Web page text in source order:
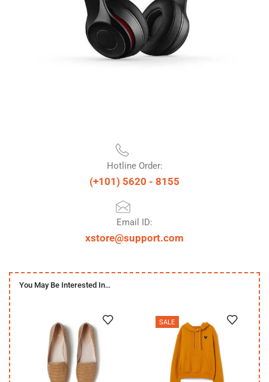
Hotline Order:
(+101) 5620 - 8155
Email ID:
xstore@support.com
You May Be Interested In…
SALE